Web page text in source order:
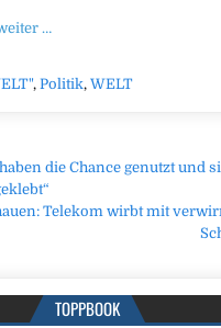
…
,Politik,WELT
die Chance genutzt und
Telekom wirbt mit
TOPPBOOK